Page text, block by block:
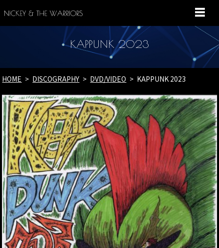
MENU
KAPPUNK 2023
HOME DISCOGRAPHY DVD/VIDEO KAPPUNK 2023